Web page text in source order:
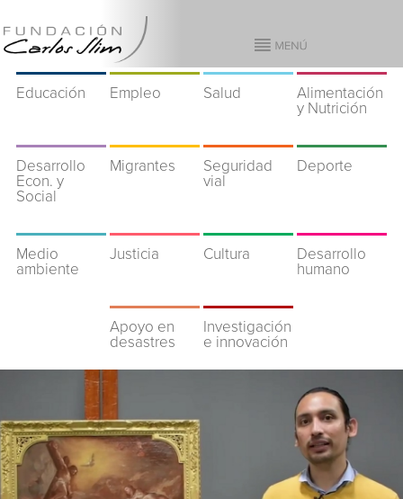
Educación Empleo Salud
Alimentación
y Nutrición
Desarrollo
Econ. y
Social
Migrantes
Seguridad
vial
Deporte
Medio
ambiente
Justicia Cultura
Desarrollo
humano
Apoyo en
desastres
Investigación
e innovación